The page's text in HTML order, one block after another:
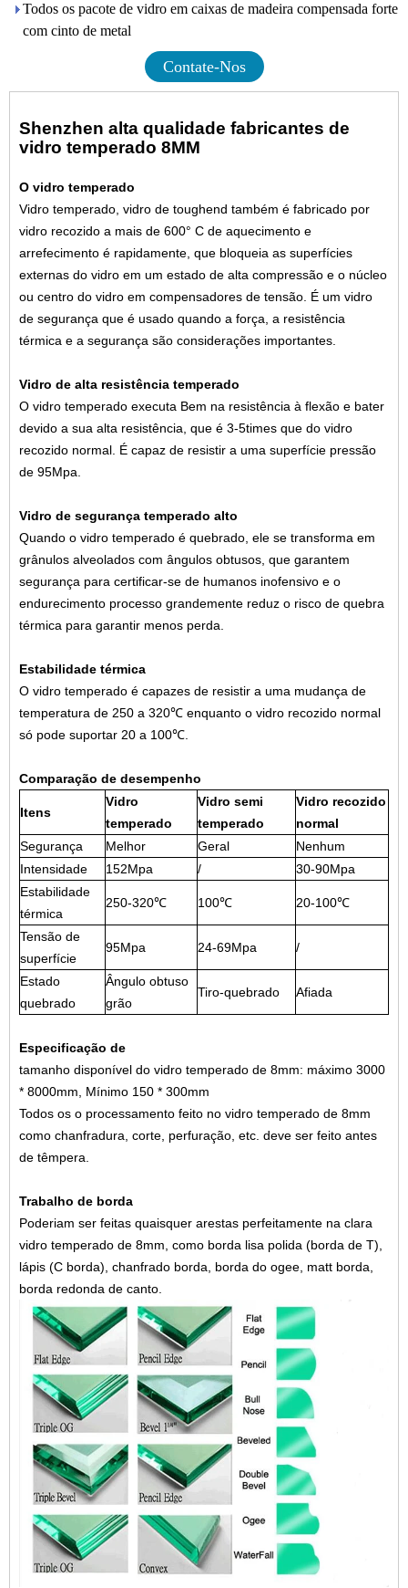
Todos os pacote de vidro em caixas de madeira compensada forte
com cinto de metal
Contate-Nos
Shenzhen alta qualidade fabricantes de
vidro temperado 8MM
O vidro temperado
Vidro temperado, vidro de toughend também é fabricado por
vidro recozido a mais de 600° C de aquecimento e
arrefecimento é rapidamente, que bloqueia as superfícies
externas do vidro em um estado de alta compressão e o núcleo
ou centro do vidro em compensadores de tensão. É um vidro
de segurança que é usado quando a força, a resistência
térmica e a segurança são considerações importantes.
Vidro de alta resistência temperado
O vidro temperado executa Bem na resistência à flexão e bater
devido a sua alta resistência, que é 3-5times que do vidro
recozido normal. É capaz de resistir a uma superfície pressão
de 95Mpa.
Vidro de segurança temperado alto
Quando o vidro temperado é quebrado, ele se transforma em
grânulos alveolados com ângulos obtusos, que garantem
segurança para certificar-se de humanos inofensivo e o
endurecimento processo grandemente reduz o risco de quebra
térmica para garantir menos perda.
Estabilidade térmica
O vidro temperado é capazes de resistir a uma mudança de
temperatura de 250 a 320℃ enquanto o vidro recozido normal
só pode suportar 20 a 100℃.
Comparação de desempenho
Itens
Vidro
temperado
Vidro semi
temperado
Vidro recozido
normal
Segurança
Melhor Geral
Nenhum
Intensidade
152Mpa /
30-90Mpa
Estabilidade
térmica
250-320℃ 100℃ 20-100℃
Tensão de
superfície
95Mpa 24-69Mpa /
Estado
quebrado
Ângulo obtuso
grão
Tiro-quebrado Afiada
Especificação de
tamanho disponível do vidro temperado de 8mm: máximo 3000
* 8000mm, Mínimo 150 * 300mm
Todos os o processamento feito no vidro temperado de 8mm
como chanfradura, corte, perfuração, etc. deve ser feito antes
de têmpera.
Trabalho de borda
Poderiam ser feitas quaisquer arestas perfeitamente na clara
vidro temperado de 8mm, como borda lisa polida (borda de T),
lápis (C borda), chanfrado borda, borda do ogee, matt borda,
borda redonda de canto.